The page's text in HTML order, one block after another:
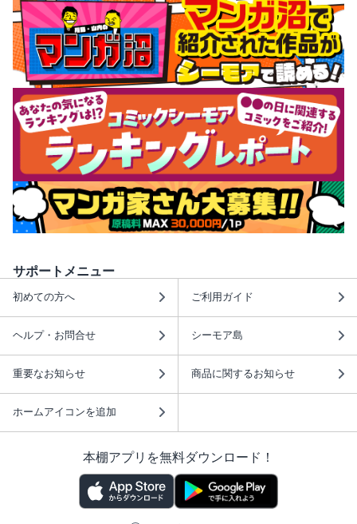
サポートメニュー
初めての方へ ご利用ガイド
ヘルプ・お問合せ シーモア島
重要なお知らせ 商品に関するお知らせ
ホームアイコンを追加
本棚アプリを無料ダウンロード！